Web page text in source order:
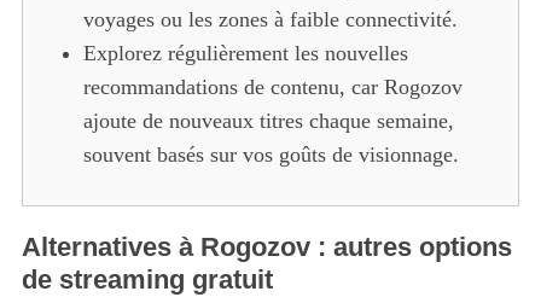
voyages ou les zones à faible connectivité.
Explorez régulièrement les nouvelles
recommandations de contenu, car Rogozov
ajoute de nouveaux titres chaque semaine,
souvent basés sur vos goûts de visionnage.
Alternatives à Rogozov : autres options
de streaming gratuit